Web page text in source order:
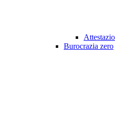
Burocrazia zero